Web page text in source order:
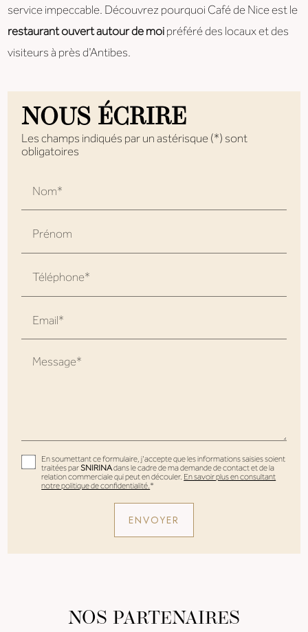
service impeccable. Découvrez pourquoi Café de Nice est le
restaurant ouvert autour de moipréféré des locaux et des
visiteurs à près d'Antibes.
NOUS ÉCRIRE
Les champs indiqués par un astérisque (*) sont
obligatoires
Nom*
Prénom
Téléphone*
Email*
Message*
En soumettant ce formulaire, j'accepte que les informations saisies soient
traitées parSNIRINAdans le cadre de ma demande de contact et de la
relation commerciale qui peut en découler.En savoir plus en consultant
notre politique de confidentialité.*
NOS PARTENAIRES